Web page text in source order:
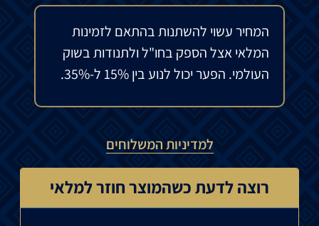
המחיר עשוי להשתנות בהתאם לזמינות
המלאי אצל הספק בחו"ל ולתנודות בשוק
העולמי. הפער יכול לנוע בין 15% ל-35%.
למדיניות המשלוחים
רוצה לדעת כשהמוצר חוזר למלאי